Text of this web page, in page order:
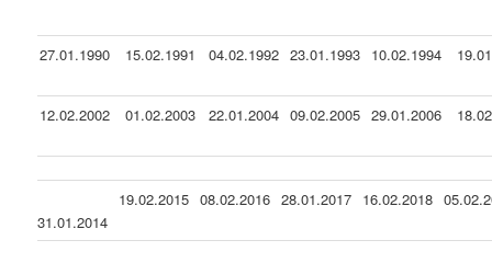
27.01.1990 15.02.1991 04.02.1992 23.01.1993 10.02.1994
12.02.2002 01.02.2003 22.01.2004 09.02.2005 29.01.2006
31.01.2014
19.02.2015 08.02.2016 28.01.2017 16.02.2018